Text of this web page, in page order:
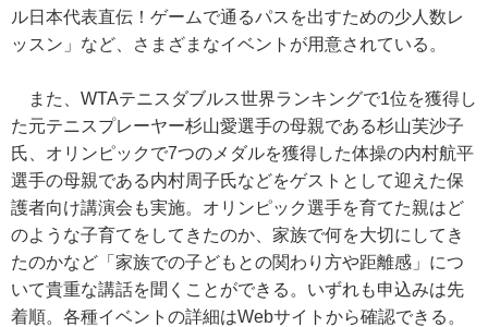
ル日本代表直伝！ゲームで通るパスを出すための少人数レ
ッスン」など、さまざまなイベントが用意されている。
また、WTAテニスダブルス世界ランキングで1位を獲得し
た元テニスプレーヤー杉山愛選手の母親である杉山芙沙子
氏、オリンピックで7つのメダルを獲得した体操の内村航平
選手の母親である内村周子氏などをゲストとして迎えた保
護者向け講演会も実施。オリンピック選手を育てた親はど
のような子育てをしてきたのか、家族で何を大切にしてき
たのかなど「家族での子どもとの関わり方や距離感」につ
いて貴重な講話を聞くことができる。いずれも申込みは先
着順。各種イベントの詳細はWebサイトから確認できる。